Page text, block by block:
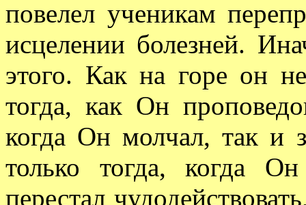
повелел ученикам
исцелении болезней.
этого. Как на горе он
тогда, как Он
когда Он молчал, так и
только тогда, когда
перестал